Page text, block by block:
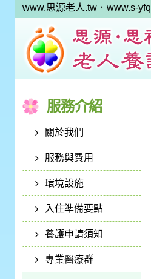
www.思源老人.tw ．www.s-
服務介紹
關於我們
服務與費用
環境設施
入住準備要點
養護申請須知
專業醫療群